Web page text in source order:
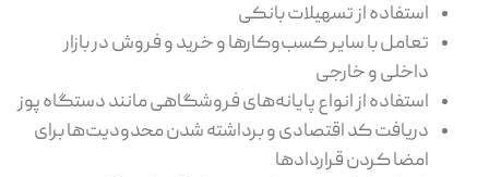
استفاده از تسهیلات بانکی
تعامل با سایر کسب‌وکارها و خرید و فروش در بازار
داخلی و خارجی
استفاده از انواع پایانه‌های فروشگاهی مانند دستگاه پوز
دریافت کد اقتصادی و برداشته شدن محدودیت‌ها برای
امضا کردن قراردادها